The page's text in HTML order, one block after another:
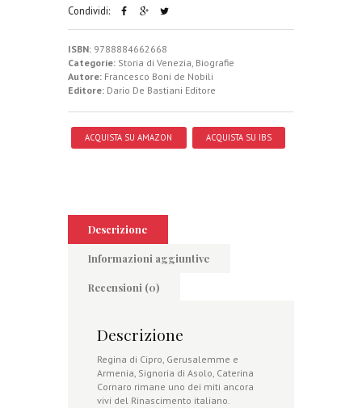
Condividi:
ISBN: 9788884662668
Categorie: Storia di Venezia, Biografie
Autore: Francesco Boni de Nobili
Editore: Dario De Bastiani Editore
ACQUISTA SU AMAZON ACQUISTA SU IBS
Descrizione
Informazioni aggiuntive
Recensioni (0)
Descrizione
Regina di Cipro, Gerusalemme e
Armenia, Signoria di Asolo, Caterina
Cornaro rimane uno dei miti ancora
vivi del Rinascimento italiano.